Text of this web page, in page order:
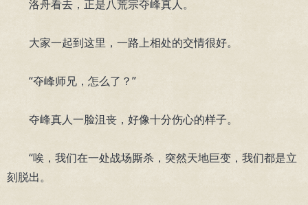
洛舟看去，正是八荒宗夺峰真人。
大家一起到这里，一路上相处的交情很好。
“夺峰师兄，怎么了？”
夺峰真人一脸沮丧，好像十分伤心的样子。
“唉，我们在一处战场厮杀，突然天地巨变，我们都是立
刻脱出。